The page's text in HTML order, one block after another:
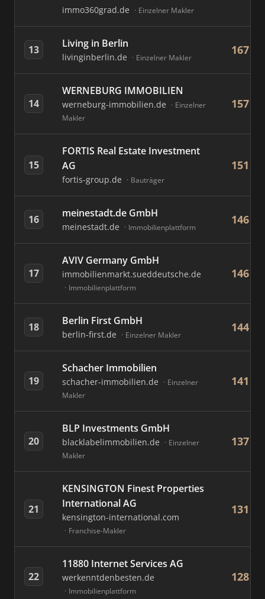
immo360grad.de Einzelner Makler
13 Living in Berlin
livinginberlin.de Einzelner Makler
167
14
WERNEBURG IMMOBILIEN
werneburg-immobilien.de
Einzelner
Makler
157
15
FORTIS Real Estate Investment
AG
fortis-group.de Bauträger
151
16 meinestadt.de GmbH
meinestadt.de Immobilienplattform
146
17
AVIV Germany GmbH
immobilienmarkt.sueddeutsche.de
Immobilienplattform
146
18 Berlin First GmbH
berlin-first.de Einzelner Makler
144
19
Schacher Immobilien
schacher-immobilien.de
Einzelner
Makler
141
20
BLP Investments GmbH
blacklabelimmobilien.de
Einzelner
Makler
137
21
KENSINGTON Finest Properties
International AG
kensington-international.com
Franchise-Makler
131
22
11880 Internet Services AG
werkenntdenbesten.de
Immobilienplattform
128